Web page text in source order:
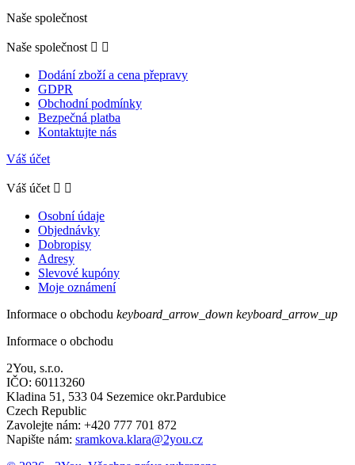
Naše společnost
Naše společnost  
Dodání zboží a cena přepravy
GDPR
Obchodní podmínky
Bezpečná platba
Kontaktujte nás
Váš účet
Váš účet  
Osobní údaje
Objednávky
Dobropisy
Adresy
Slevové kupóny
Moje oznámení
Informace o obchodu keyboard_arrow_down keyboard_arrow_up
Informace o obchodu
2You, s.r.o.
IČO: 60113260
Kladina 51, 533 04 Sezemice okr.Pardubice
Czech Republic
Zavolejte nám: +420 777 701 872
Napište nám: sramkova.klara@2you.cz